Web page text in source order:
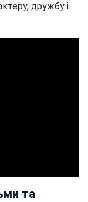
дружбу і
та